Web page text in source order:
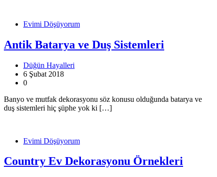
Evimi Döşüyorum
Antik Batarya ve Duş Sistemleri
Düğün Hayalleri
6 Şubat 2018
0
Banyo ve mutfak dekorasyonu söz konusu olduğunda batarya ve
duş sistemleri hiç şüphe yok ki […]
Evimi Döşüyorum
Country Ev Dekorasyonu Örnekleri